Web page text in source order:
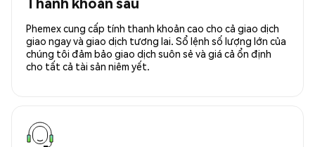
Phemex cung cấp tính thanh khoản cao cho cả giao dịch
giao ngay và giao dịch tương lai. Sổ lệnh số lượng lớn của
chúng tôi đảm bảo giao dịch suôn sẻ và giá cả ổn định
cho tất cả tài sản niêm yết.